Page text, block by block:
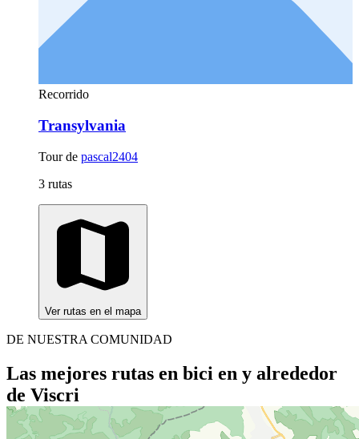
Recorrido
Transylvania
Tour de pascal2404
3 rutas
Ver rutas en el mapa
DE NUESTRA COMUNIDAD
Las mejores rutas en bici en y alrededor
de Viscri